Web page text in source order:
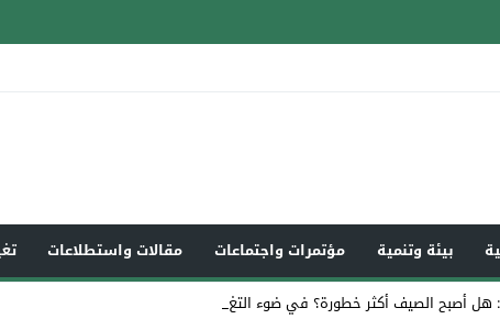
بيئة وتنمية مؤتمرات واجتماعات مقالات واستطلاعات
هل أصبح الصيف أكثر خطورة؟ في ضوء التغير المناخي _